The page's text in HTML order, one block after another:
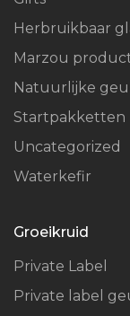
Herbruikbaar
Marzou
Natuurlijke
Startpakketten
Uncategorized
Waterkefir
Groeikruid
Private Label
Private label